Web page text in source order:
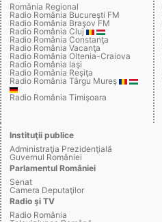
România Regional
Radio România Bucureşti FM
Radio România Braşov FM
Radio România Cluj
Radio România Constanţa
Radio România Vacanţa
Radio România Oltenia-Craiova
Radio România Iaşi
Radio România Reşiţa
Radio România Târgu Mureş
Radio România Timişoara
Instituţii publice
Administraţia Prezidenţială
Guvernul României
Parlamentul României
Senat
Camera Deputaţilor
Radio şi TV
Radio România